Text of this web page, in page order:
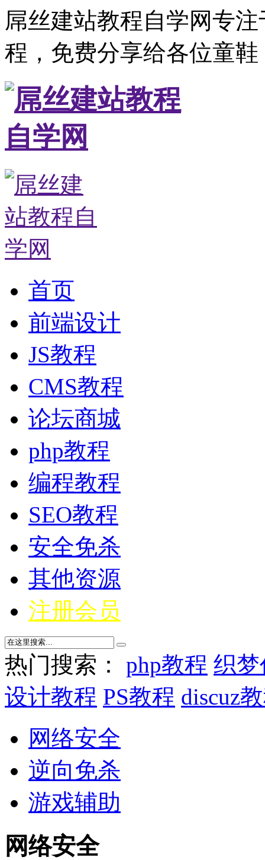
屌丝建站教程自学网专
程，免费分享给各位童
首页
前端设计
JS教程
CMS教程
论坛商城
php教程
编程教程
SEO教程
安全免杀
其他资源
注册会员
热门搜索： php教程 织
设计教程 PS教程 discuz
网络安全
逆向免杀
游戏辅助
网络安全